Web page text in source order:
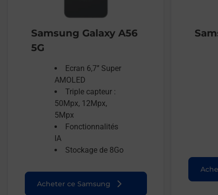
Samsung Galaxy A56
5G
Ecran 6,7’’ Super
AMOLED
Triple capteur :
50Mpx, 12Mpx,
5Mpx
Fonctionnalités
IA
Stockage de 8Go
Acheter ce Samsung